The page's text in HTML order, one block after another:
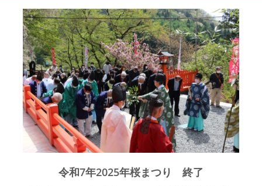
令和7年2025年桜まつり 終了